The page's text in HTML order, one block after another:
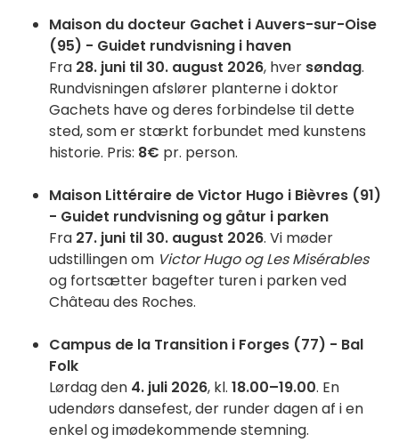
Maison du docteur Gachet i Auvers-sur-Oise
(95) - Guidet rundvisning i haven
Fra 28. juni til 30. august 2026, hver søndag.
Rundvisningen afslører planterne i doktor
Gachets have og deres forbindelse til dette
sted, som er stærkt forbundet med kunstens
historie. Pris: 8€ pr. person.
Maison Littéraire de Victor Hugo i Bièvres (91)
- Guidet rundvisning og gåtur i parken
Fra 27. juni til 30. august 2026. Vi møder
udstillingen om Victor Hugo og Les Misérables
og fortsætter bagefter turen i parken ved
Château des Roches.
Campus de la Transition i Forges (77) - Bal
Folk
Lørdag den 4. juli 2026, kl. 18.00–19.00. En
udendørs dansefest, der runder dagen af i en
enkel og imødekommende stemning.